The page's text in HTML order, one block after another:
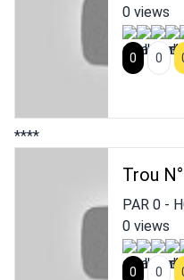
0 views
0
0
****
Trou
PAR 0-
0 views
0
0